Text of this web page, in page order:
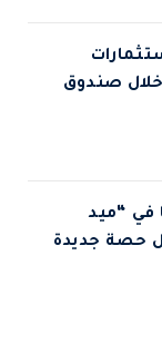
استثمارات
صندوق
في “ميد
وتمول حصة جديدة